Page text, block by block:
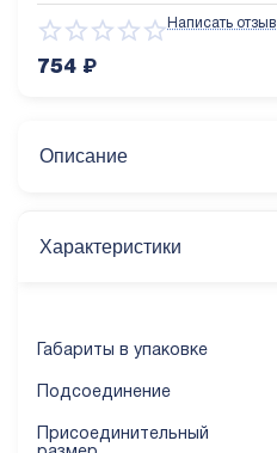
Написать отзыв
754 ₽
Описание
Характеристики
Габариты в упаковке
Подсоединение
Присоединительный